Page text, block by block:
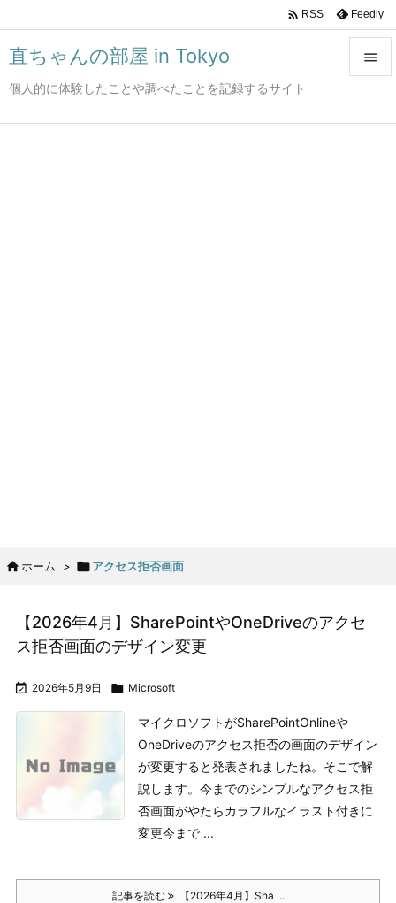
直ちゃんの部屋 in Tokyo
個人的に体験したことや調べたことを記録するサイト

 RSS Feedly
 ホーム > アクセス拒否画面
【2026年4月】SharePointやOneDriveのアクセ
ス拒否画面のデザイン変更
 2026年5月9日  Microsoft
マイクロソフトがSharePointOnlineや
OneDriveのアクセス拒否の画面のデザイン
が変更すると発表されましたね。そこで解
説します。 今までのシンプルなアクセス拒
否画面がやたらカラフルなイラスト付きに
変更今まで ...
記事を読む 【2026年4月】Sha ...